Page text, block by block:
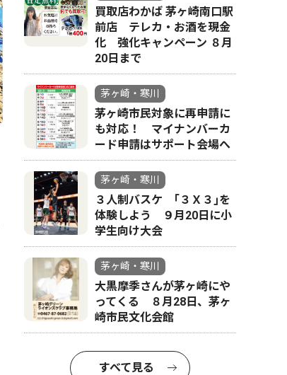
買取店わかば 茅ヶ崎南口駅
前店 テレカ・お酒を現金
化 強化キャンペーン ８月
20日まで
茅ヶ崎・寒川
茅ヶ崎市民対象に再申請に
も対応！ マイナンバーカ
ード申請はサポート会場へ
茅ヶ崎・寒川
３人制バスケ ｢３Ｘ３｣を
体験しよう ９月20日に小
学生向け大会
茅ヶ崎・寒川
大黒摩季さんが茅ヶ崎にや
ってくる ８月28日、茅ヶ
崎市民文化会館
すべて見る